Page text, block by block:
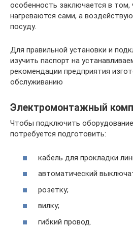
особенность заключается в том,
нагреваются сами, а
посуду.
Для правильной установки и
изучить паспорт на
рекомендации предприятия
обслуживанию
Электромонтажный
Чтобы подключить
потребуется подготовить:
кабель для прокладки
автоматический
розетку;
вилку;
гибкий провод.